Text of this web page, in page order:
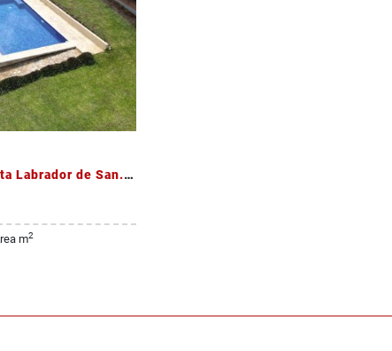
Quinta recreacional en venta Labrador de San.Mateo
m2